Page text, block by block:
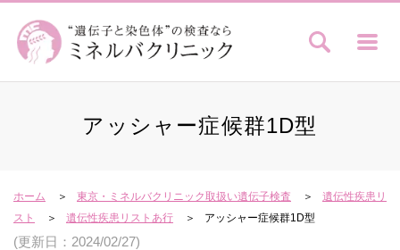
アッシャー症候群1D型
ホーム 東京・ミネルバクリニック取扱い遺伝子検査
遺伝性疾患リ
スト
遺伝性疾患リストあ行 アッシャー症候群1D型
(更新日：2024/02/27)